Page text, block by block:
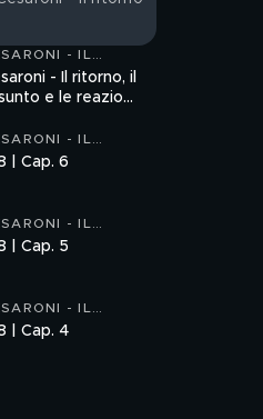
- IL
- Il ritorno, il
e le reazioni
- IL
| Cap. 6
- IL
| Cap. 5
- IL
| Cap. 4